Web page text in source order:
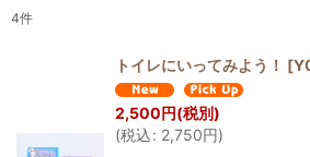
4件
トイレにいってみよう！ [
2,500円(税別)
(税込: 2,750円)